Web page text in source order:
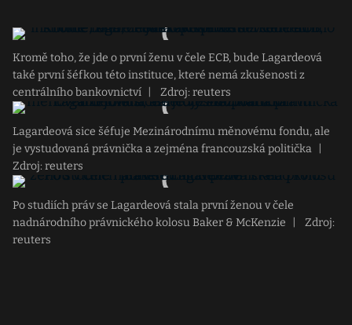
Kromě toho, že jde o první ženu v čele ECB, bude Lagardeová
také první šéfkou této instituce, které nemá zkušenosti z
centrálního bankovnictví
Zdroj: reuters
Lagardeová sice šéfuje Mezinárodnímu měnovému fondu, ale
je vystudovaná právnička a zejména francouzská politička
Zdroj: reuters
Po studiích práv se Lagardeová stala první ženou v čele
nadnárodního právnického kolosu Baker & McKenzie
Zdroj:
reuters